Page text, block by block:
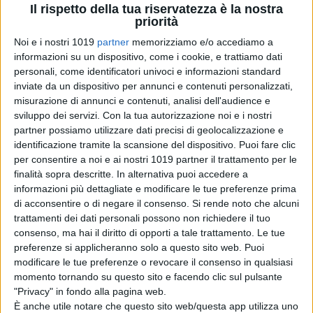
Il rispetto della tua riservatezza è la nostra
priorità
Noi e i nostri 1019 partner memorizziamo e/o accediamo a
informazioni su un dispositivo, come i cookie, e trattiamo dati
personali, come identificatori univoci e informazioni standard
inviate da un dispositivo per annunci e contenuti personalizzati,
misurazione di annunci e contenuti, analisi dell'audience e
sviluppo dei servizi. Con la tua autorizzazione noi e i nostri
partner possiamo utilizzare dati precisi di geolocalizzazione e
identificazione tramite la scansione del dispositivo. Puoi fare clic
per consentire a noi e ai nostri 1019 partner il trattamento per le
finalità sopra descritte. In alternativa puoi accedere a
informazioni più dettagliate e modificare le tue preferenze prima
di acconsentire o di negare il consenso. Si rende noto che alcuni
trattamenti dei dati personali possono non richiedere il tuo
consenso, ma hai il diritto di opporti a tale trattamento. Le tue
preferenze si applicheranno solo a questo sito web. Puoi
modificare le tue preferenze o revocare il consenso in qualsiasi
momento tornando su questo sito e facendo clic sul pulsante
"Privacy" in fondo alla pagina web.
È anche utile notare che questo sito web/questa app utilizza uno
Il fumettista
Spugna firma il
poster della 26ª
edizione del
Trieste
Science+Fiction
Festival
di La Redazione
Serpenti: il trailer
e il poster
anticipano il film
con Leonardo Lidi
e Alessandro
Borghi
di La Redazione
LION: su Disney+
la storia vera del
cucciolo di leone
Kio